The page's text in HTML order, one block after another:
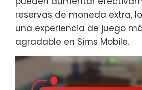
reservas de moneda extra,
una experiencia de juego
agradable en Sims Mobile.